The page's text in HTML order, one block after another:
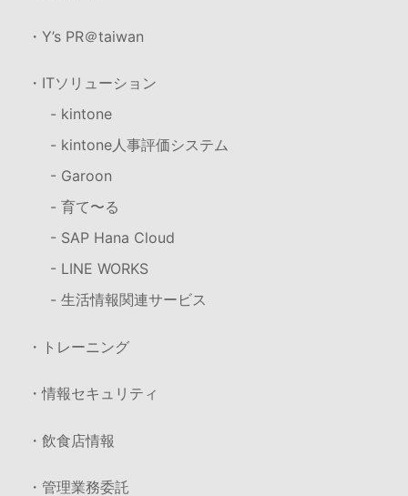
・Y’s PR＠taiwan
・ITソリューション
- kintone
- kintone人事評価システム
- Garoon
- 育て〜る
- SAP Hana Cloud
- LINE WORKS
- 生活情報関連サービス
・トレーニング
・情報セキュリティ
・飲食店情報
・管理業務委託